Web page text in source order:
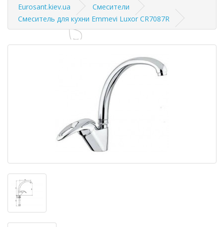
Eurosant.kiev.ua
Смесители
Смеситель для кухни Emmevi Luxor CR7087R